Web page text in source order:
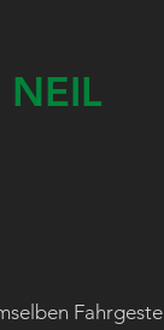
NEIL
Fahrgestell